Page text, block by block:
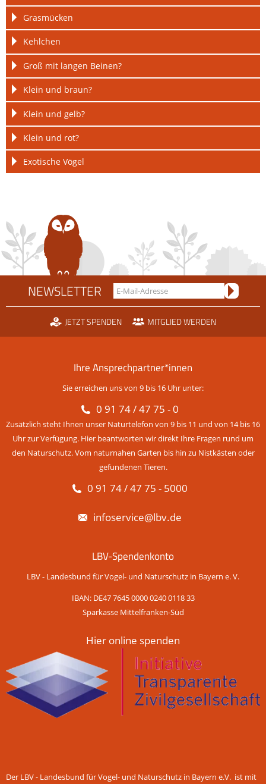
Grasmücken
Kehlchen
Groß mit langen Beinen?
Klein und braun?
Klein und gelb?
Klein und rot?
Exotische Vögel
NEWSLETTER
JETZT SPENDEN MITGLIED WERDEN
Ihre Ansprechpartner*innen
Sie erreichen uns von 9 bis 16 Uhr unter:
0 91 74 / 47 75 - 0
Zusätzlich steht Ihnen unser Naturtelefon von 9 bis 11 und von 14 bis 16
Uhr zur Verfügung. Hier beantworten wir direkt Ihre Fragen rund um
den Naturschutz. Vom naturnahen Garten bis hin zu Nistkästen oder
gefundenen Tieren.
0 91 74 / 47 75 - 5000
infoservice@lbv.de
LBV-Spendenkonto
LBV - Landesbund für Vogel- und Naturschutz in Bayern e. V.
IBAN: DE47 7645 0000 0240 0118 33
Sparkasse Mittelfranken-Süd
Hier online spenden
Der LBV - Landesbund für Vogel- und Naturschutz in Bayern e.V. ist mit